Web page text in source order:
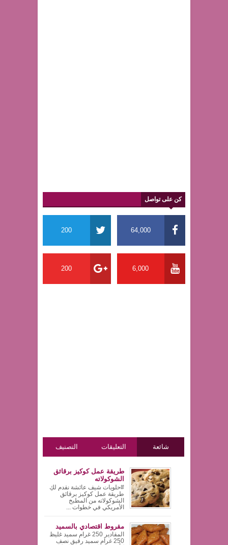
كن على تواصل
64,000
200
6,000
200
شائعة التعليقات التصنيف
طريقة عمل كوكيز برقائق
الشوكولاته
#حلويات شيف عائشة نقدم لكِ
طريقة عمل كوكيز برقائق
الشوكولاته من المطبخ
الأمريكي في خطوات ...
مقروط اقتصادي بالسميد
المقادير 250 غرام سميد غليظ
250 غرام سميد رقيق نصف